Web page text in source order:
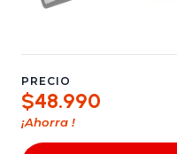
PRECIO
$48.990
¡Ahorra !